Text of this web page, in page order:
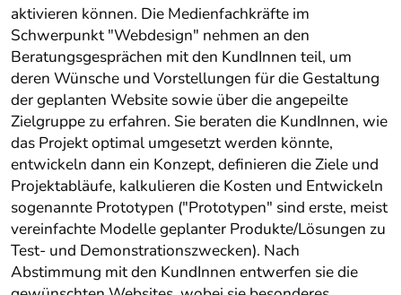
aktivieren können. Die Medienfachkräfte im
Schwerpunkt "Webdesign" nehmen an den
Beratungsgesprächen mit den KundInnen teil, um
deren Wünsche und Vorstellungen für die Gestaltung
der geplanten Website sowie über die angepeilte
Zielgruppe zu erfahren. Sie beraten die KundInnen, wie
das Projekt optimal umgesetzt werden könnte,
entwickeln dann ein Konzept, definieren die Ziele und
Projektabläufe, kalkulieren die Kosten und Entwickeln
sogenannte Prototypen ("Prototypen" sind erste, meist
vereinfachte Modelle geplanter Produkte/Lösungen zu
Test- und Demonstrationszwecken). Nach
Abstimmung mit den KundInnen entwerfen sie die